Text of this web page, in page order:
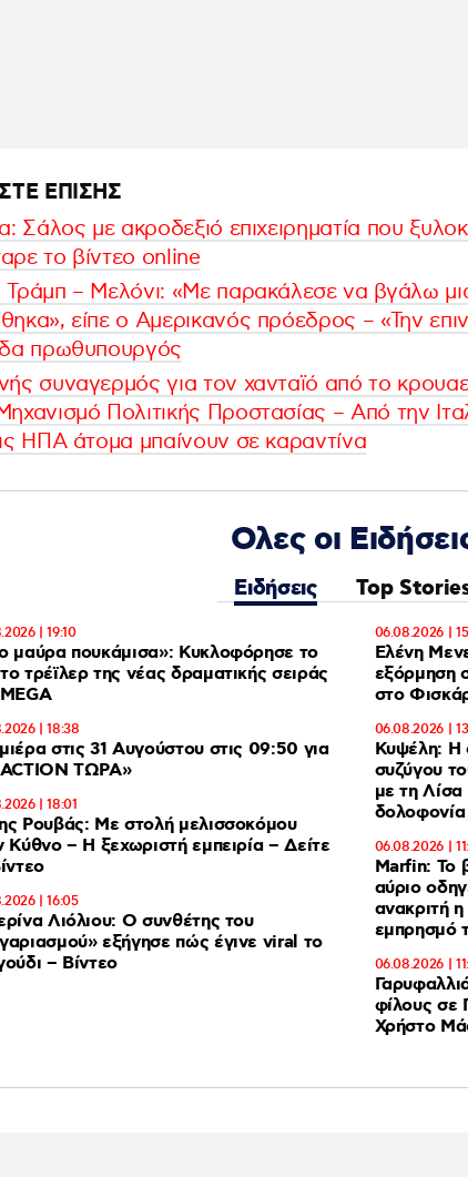
ΕΠΙΣΗΣ
Σάλος με ακροδεξιό επιχειρηματία που
το βίντεο online
Τράμπ – Μελόνι: «Με παρακάλεσε να βγάλω
είπε ο Αμερικανός πρόεδρος – «Την
πρωθυπουργός
συναγερμός για τον χανταϊό από το
Πολιτικής Προστασίας – Από την
ΗΠΑ άτομα μπαίνουν σε καραντίνα
Ολες οι
Ειδήσεις Top
| 19:10
μαύρα πουκάμισα»: Κυκλοφόρησε το
τρέϊλερ της νέας δραματικής σειράς
| 18:38
στις 31 Αυγούστου στις 09:50 για
ΤΩΡΑ»
| 18:01
Ρουβάς: Με στολή μελισσοκόμου
Κύθνο – Η ξεχωριστή εμπειρία – Δείτε
| 16:05
Λιόλιου: Ο συνθέτης του
εξήγησε πώς έγινε viral το
– Βίντεο
06.08.2026 |
Ελένη Μενεγάκη –
εξόρμηση στην
στο
06.08.2026 |
Κυψέλη: Η
συζύγου
με τη Λίσα
06.08.2026 |
Marfin: Το
αύριο
ανακριτή
εμπρησμό
06.08.2026 |
φίλους σε
Χρήστο